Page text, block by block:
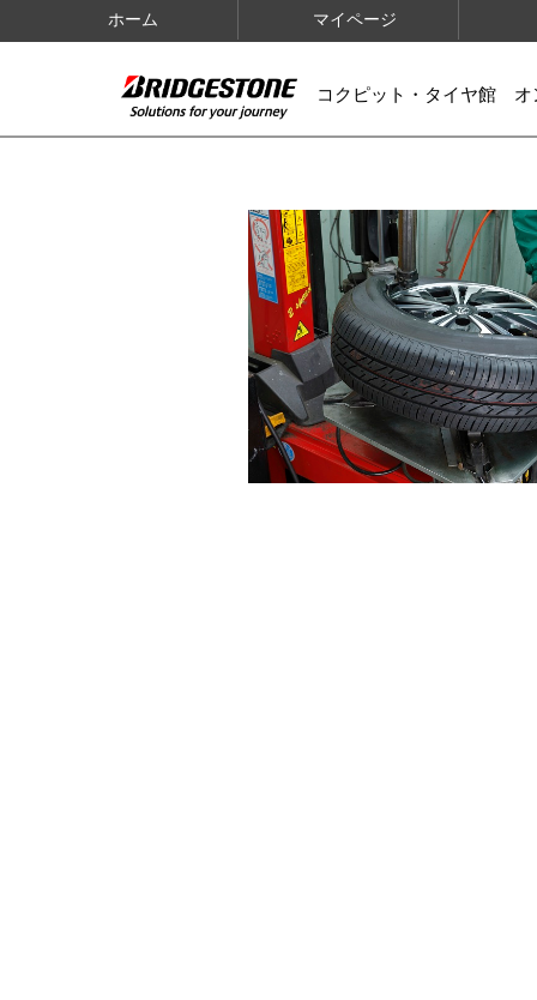
ホーム マイページ
コクピット・タイヤ館 オ
IMAGES